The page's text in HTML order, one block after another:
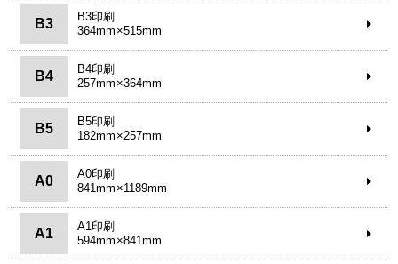
B3
B3印刷
364mm×515mm
B4
B4印刷
257mm×364mm
B5
B5印刷
182mm×257mm
A0
A0印刷
841mm×1189mm
A1
A1印刷
594mm×841mm